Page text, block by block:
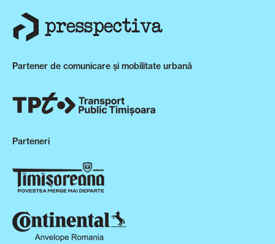
Partener de comunicare și mobilitate urbană
Parteneri